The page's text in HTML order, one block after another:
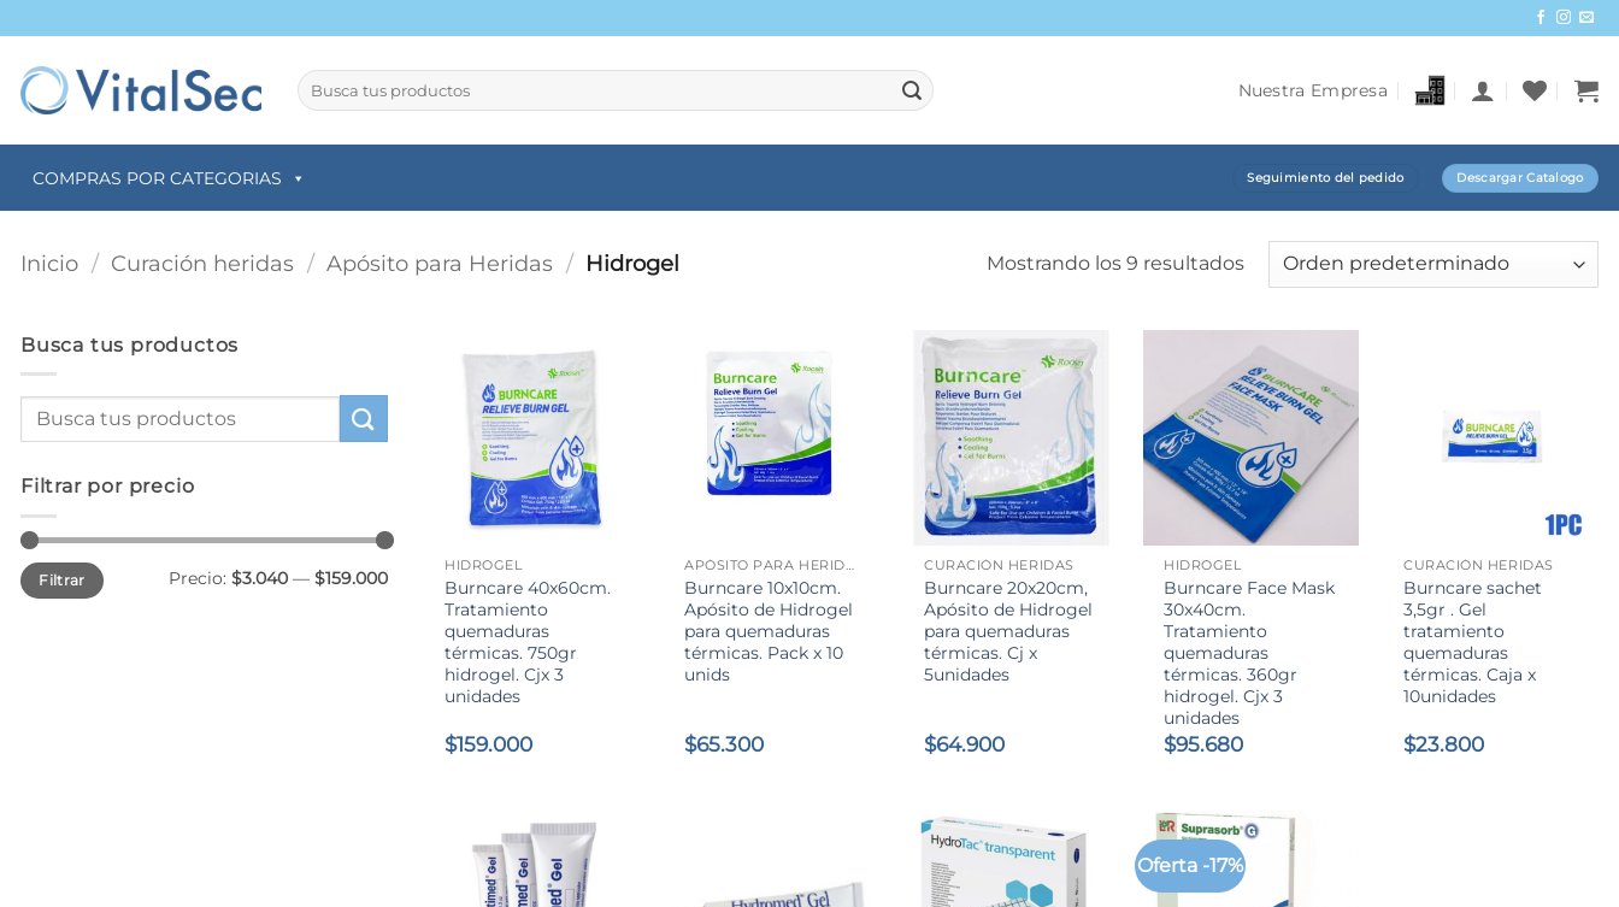
al
contenido
Buscar
por:
Nuestra Empresa
COMPRAS POR CATEGORIAS Seguimiento del pedido Descargar Catalogo
Inicio / Curación heridas / Apósito para Heridas / Hidrogel Mostrando los 9 resultados
Busca tus productos
Filtrar por precio
Precio
mínimo
Precio
máximo
Filtrar Precio: $3.040 — $159.000
HIDROGEL
Burncare 40x60cm.
Tratamiento
quemaduras
térmicas. 750gr
hidrogel. Cjx 3
unidades
$159.000
APÓSITO PARA HERIDAS
Burncare 10x10cm.
Apósito de Hidrogel
para quemaduras
térmicas. Pack x 10
unids
$65.300
+
CURACIÓN HERIDAS
Burncare 20x20cm,
Apósito de Hidrogel
para quemaduras
térmicas. Cj x
5unidades
$64.900
HIDROGEL
Burncare Face Mask
30x40cm.
Tratamiento
quemaduras
térmicas. 360gr
hidrogel. Cjx 3
unidades
$95.680
CURACIÓN HERIDAS
Burncare sachet
3,5gr . Gel
tratamiento
quemaduras
térmicas. Caja x
10unidades
$23.800
Oferta -17%